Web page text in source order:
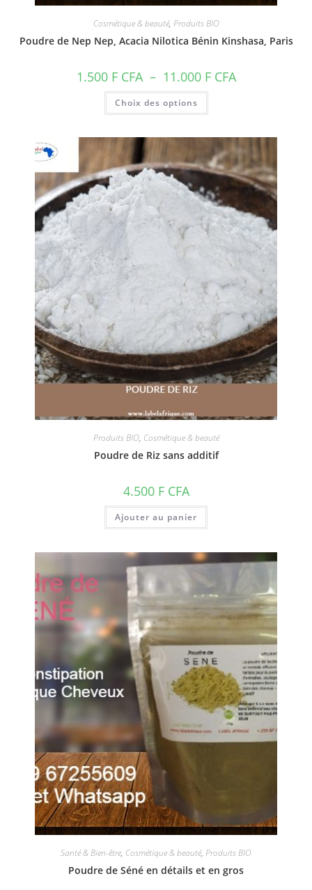
Cosmétique & beauté, Produits BIO
Poudre de Nep Nep, Acacia Nilotica Bénin Kinshasa, Paris
1.500 F CFA – 11.000 F CFAde
Choix des options
Ce
a
options
peuvent
être
choisies
sur
la
page
du
produit
Produits BIO, Cosmétique & beauté
Poudre de Riz sans additif
4.500 F CFA
Ajouter au panier
Santé & Bien-être, Cosmétique & beauté, Produits BIO
Poudre de Séné en détails et en gros